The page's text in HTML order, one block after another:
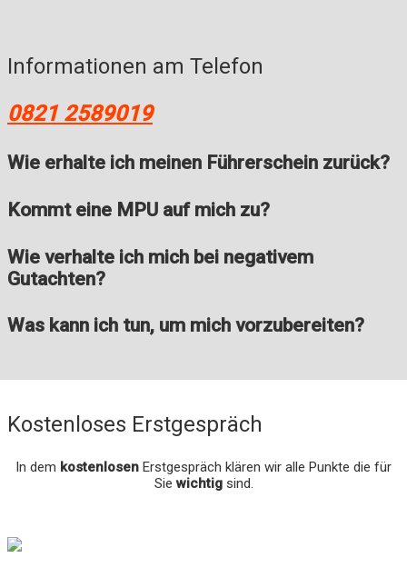
Informationen am Telefon
0821 2589019
Wie erhalte ich meinen Führerschein zurück?
Kommt eine MPU auf mich zu?
Wie verhalte ich mich bei negativem
Gutachten?
Was kann ich tun, um mich vorzubereiten?
Kostenloses Erstgespräch
In dem kostenlosen Erstgespräch klären wir alle Punkte die für
Siewichtigsind.